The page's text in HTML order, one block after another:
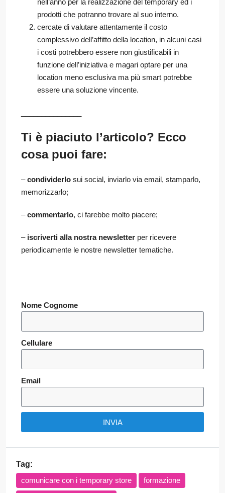
nell’anno per la realizzazione del temporary ed i
prodotti che potranno trovare al suo interno.
cercate di valutare attentamente il costo
complessivo dell’affitto della location, in alcuni casi
i costi potrebbero essere non giustificabili in
funzione dell’iniziativa e magari optare per una
location meno esclusiva ma più smart potrebbe
essere una soluzione vincente.
Ti è piaciuto l’articolo? Ecco
cosa puoi fare:
–condividerlo sui social, inviarlo via email, stamparlo,
memorizzarlo;
–commentarlo, ci farebbe molto piacere;
– iscriverti alla nostra newsletter per ricevere
periodicamente le nostre newsletter tematiche.
Nome Cognome
Cellulare
Email
INVIA
Tag:
comunicare con i temporary store
formazione